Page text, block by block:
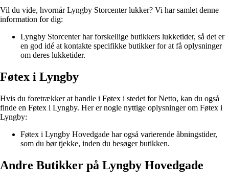
Vil du vide, hvornår Lyngby Storcenter lukker? Vi har samlet denne
information for dig:
Lyngby Storcenter har forskellige butikkers lukketider, så det er
en god idé at kontakte specifikke butikker for at få oplysninger
om deres lukketider.
Føtex i Lyngby
Hvis du foretrækker at handle i Føtex i stedet for Netto, kan du også
finde en Føtex i Lyngby. Her er nogle nyttige oplysninger om Føtex i
Lyngby:
Føtex i Lyngby Hovedgade har også varierende åbningstider,
som du bør tjekke, inden du besøger butikken.
Andre Butikker på Lyngby Hovedgade